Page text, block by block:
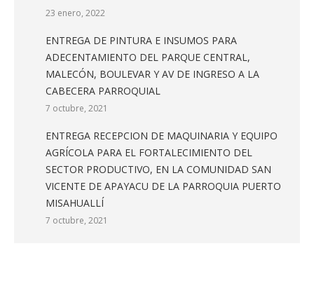
23 enero, 2022
ENTREGA DE PINTURA E INSUMOS PARA
ADECENTAMIENTO DEL PARQUE CENTRAL,
MALECÓN, BOULEVAR Y AV DE INGRESO A LA
CABECERA PARROQUIAL
7 octubre, 2021
ENTREGA RECEPCION DE MAQUINARIA Y EQUIPO
AGRÍCOLA PARA EL FORTALECIMIENTO DEL
SECTOR PRODUCTIVO, EN LA COMUNIDAD SAN
VICENTE DE APAYACU DE LA PARROQUIA PUERTO
MISAHUALLÍ
7 octubre, 2021